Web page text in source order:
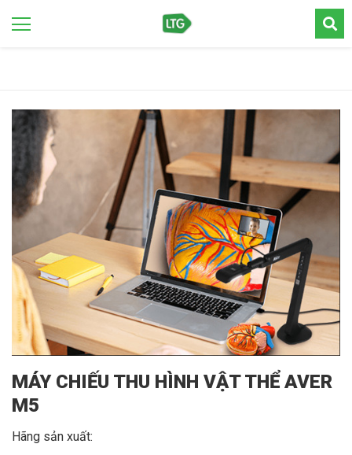
MÁY CHIẾU THU HÌNH VẬT THỂ AVER
M5
Hãng sản xuất: